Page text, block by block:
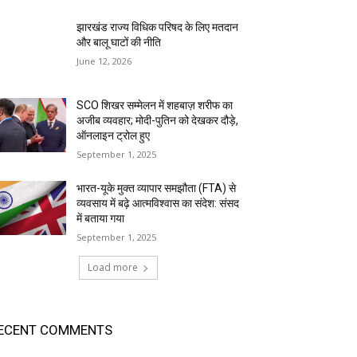
झारखंड राज्य विधिक परिषद के लिए मतदान
और बालू घाटों की नीति
June 12, 2026
SCO शिखर सम्मेलन में शहबाज़ शरीफ का
अजीब व्यवहार; मोदी-पुतिन को देखकर दौड़े,
ऑनलाइन ट्रोल हुए
September 1, 2025
भारत-यूके मुक्त व्यापार समझौता (FTA) से
व्यवसाय में बढ़े आत्मविश्वास का संदेश: संसद
में बताया गया
September 1, 2025
Load more
COMMENTS